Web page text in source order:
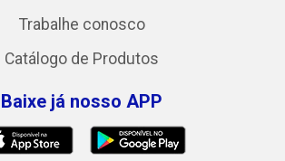
Trabalhe conosco
Catálogo de Produtos
Baixe já nosso APP